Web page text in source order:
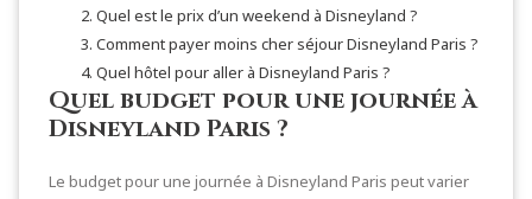
Quel est le prix d’un weekend à Disneyland ?
Comment payer moins cher séjour Disneyland Paris ?
Quel hôtel pour aller à Disneyland Paris ?
Quel budget pour une journée à
Disneyland Paris ?
Le budget pour une journée à Disneyland Paris peut varier